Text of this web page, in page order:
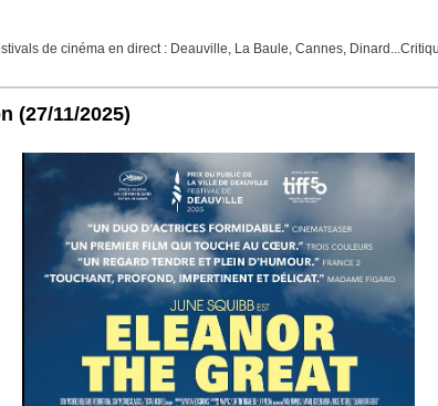
de cinéma en direct : Deauville, La Baule, Cannes,
(27/11/2025)